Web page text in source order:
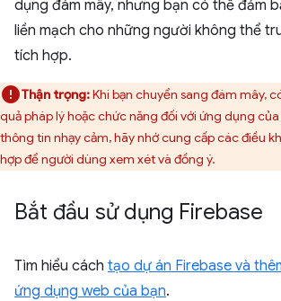
dụng đám mây, nhưng bạn có thể đảm
liền mạch cho những người không thể
tích hợp.
Thận trọng:Khi bạn chuyển sang đám mây,
quả pháp lý hoặc chức năng đối với ứng dụng của
thông tin nhạy cảm, hãy nhớ cung cấp các điều
hợp để người dùng xem xét và đồng ý.
Bắt đầu sử dụng Firebase
Tìm hiểu cách tạo dự án Firebase và
ứng dụng web của bạn.